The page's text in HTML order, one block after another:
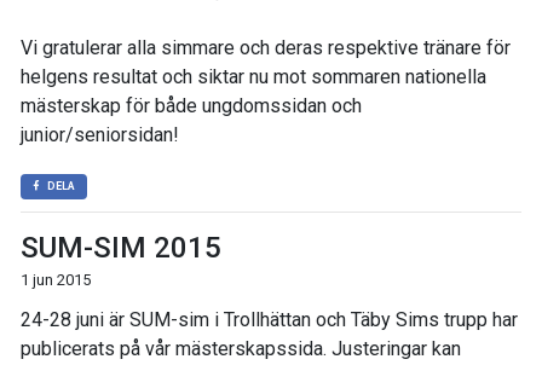
Vi gratulerar alla simmare och deras respektive tränare för
helgens resultat och siktar nu mot sommaren nationella
mästerskap för både ungdomssidan och
junior/seniorsidan!
DELA
SUM-SIM 2015
1 jun 2015
24-28 juni är SUM-sim i Trollhättan och Täby Sims trupp har
publicerats på vår mästerskapssida. Justeringar kan